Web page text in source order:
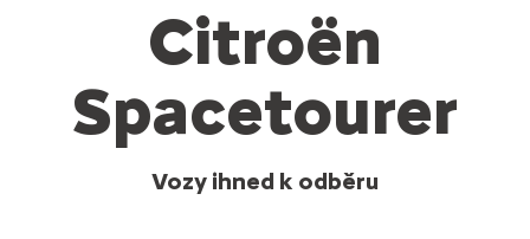
Citroën
Spacetourer
Vozy ihned k odběru